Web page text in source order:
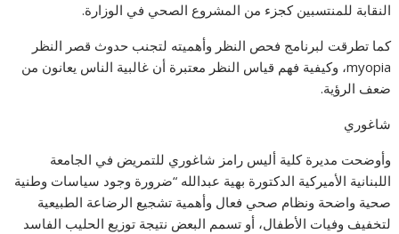
النقابة للمنتسبين كجزء من المشروع الصحي في الوزارة.
كما تطرقت لبرنامج فحص النظر وأهميته لتجنب حدوث قصر النظر
myopia، وكيفية فهم قياس النظر معتبرة أن غالبية الناس يعانون من
ضعف الرؤية.
شاغوري
وأوضحت مديرة كلية أليس رامز شاغوري للتمريض في الجامعة
اللبنانية الأميركية الدكتورة بهية عبدالله “ضرورة وجود سياسات وطنية
صحية واضحة ونظام صحي فعال وأهمية تشجيع الرضاعة الطبيعية
لتخفيف وفيات الأطفال، أو تسمم البعض نتيجة توزيع الحليب الفاسد